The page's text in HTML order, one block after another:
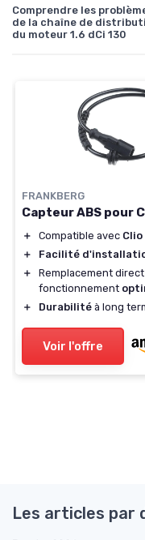
Comprendre les
de la chaîne de
du moteur 1.6 dCi 130
FRANKBERG
Capteur ABS pour
＋ Compatible avec Clio
＋
Facilité
＋
Remplacement
fonctionnement
＋
Durabilité à long
Voir l'offre
Les articles par